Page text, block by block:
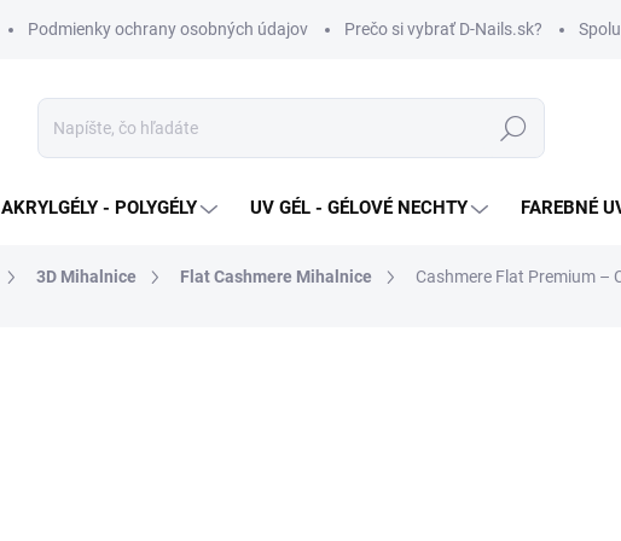
Podmienky ochrany osobných údajov Prečo si vybrať D-Nails.sk?
Hľadať
AKRYLGÉLY - POLYGÉLY UV GÉL - GÉLOVÉ NECHTY FAREBNÉ
3D Mihalnice Flat Cashmere Mihalnice Cashmere Flat Premium –